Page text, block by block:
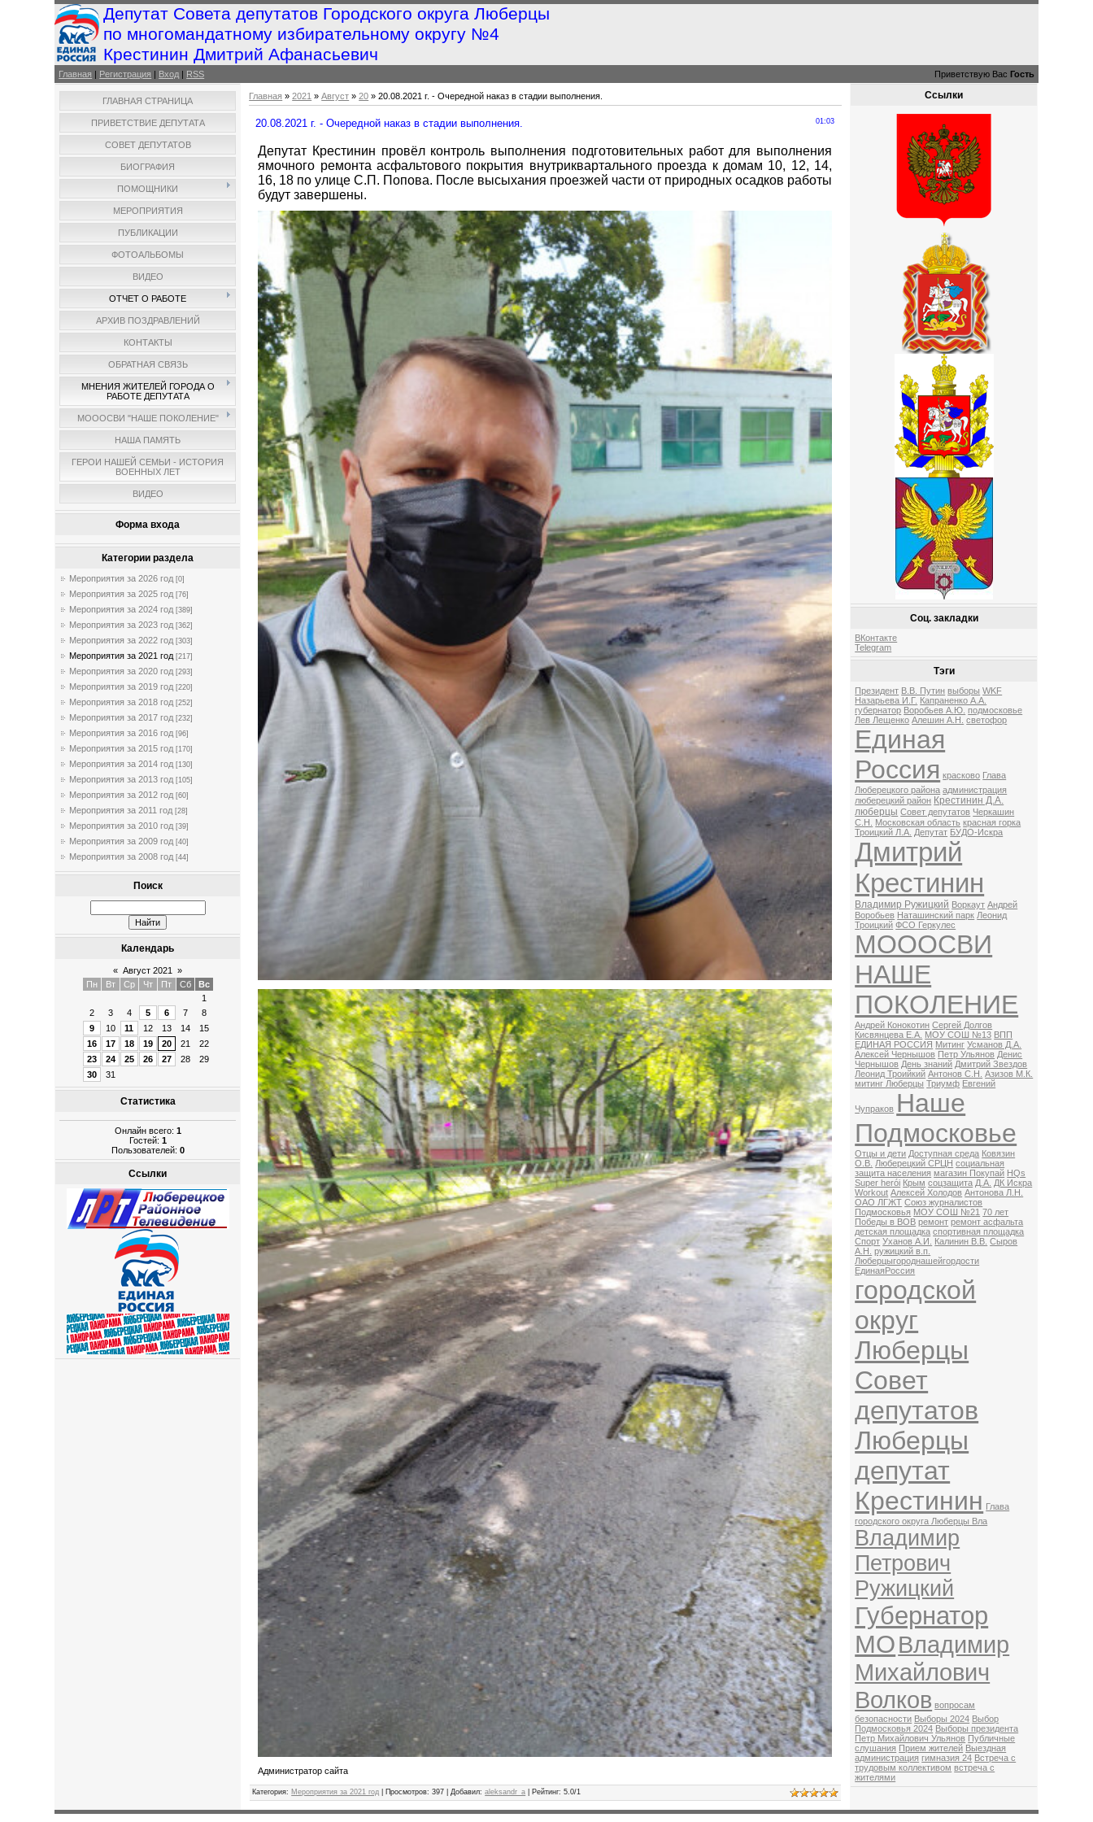
Депутат Совета депутатов Городского округа Люберцы
по многомандатному избирательному округу №4
Крестинин Дмитрий Афанасьевич
Главная | Регистрация | Вход | RSS Приветствую Вас Гость
ГЛАВНАЯ СТРАНИЦА
ПРИВЕТСТВИЕ ДЕПУТАТА
СОВЕТ ДЕПУТАТОВ
БИОГРАФИЯ
ПОМОЩНИКИ
МЕРОПРИЯТИЯ
ПУБЛИКАЦИИ
ФОТОАЛЬБОМЫ
ВИДЕО
ОТЧЕТ О РАБОТЕ
АРХИВ ПОЗДРАВЛЕНИЙ
КОНТАКТЫ
ОБРАТНАЯ СВЯЗЬ
МНЕНИЯ ЖИТЕЛЕЙ ГОРОДА О
РАБОТЕ ДЕПУТАТА
МОООСВИ "НАШЕ ПОКОЛЕНИЕ"
НАША ПАМЯТЬ
ГЕРОИ НАШЕЙ СЕМЬИ - ИСТОРИЯ
ВОЕННЫХ ЛЕТ
ВИДЕО
Форма входа
Категории раздела
Мероприятия за 2026 год [0]
Мероприятия за 2025 год [76]
Мероприятия за 2024 год [389]
Мероприятия за 2023 год [362]
Мероприятия за 2022 год [303]
Мероприятия за 2021 год [217]
Мероприятия за 2020 год [293]
Мероприятия за 2019 год [220]
Мероприятия за 2018 год [252]
Мероприятия за 2017 год [232]
Мероприятия за 2016 год [96]
Мероприятия за 2015 год [170]
Мероприятия за 2014 год [130]
Мероприятия за 2013 год [105]
Мероприятия за 2012 год [60]
Мероприятия за 2011 год [28]
Мероприятия за 2010 год [39]
Мероприятия за 2009 год [40]
Мероприятия за 2008 год [44]
Поиск
Календарь
« Август 2021
»
Пн
Вт Ср Чт Пт Сб
Вс
1
2
3 4 5 6 7
8
9
10 11 12 13 14
15
16
17 18 19 20 21
22
23
24 25 26 27 28
29
30
31
Статистика
Онлайн всего: 1
Гостей: 1
Пользователей: 0
Ссылки
Главная »2021 » Август » 20 » 20.08.2021 г. - Очередной наказ в стадии выполнения.
01:03
20.08.2021 г. - Очередной наказ в стадии выполнения.
Депутат Крестинин провёл контроль выполнения подготовительных работ для выполнения
ямочного ремонта асфальтового покрытия внутриквартального проезда к домам 10, 12, 14,
16, 18 по улице С.П. Попова. После высыхания проезжей части от природных осадков работы
будут завершены.
Администратор сайта
Категория: Мероприятия за 2021 год Просмотров: 397 | Добавил:aleksandr_a Рейтинг:5.0/1
Ссылки
Соц. закладки
ВКонтакте
Telegram
Тэги
Президент В.В. Путин выборы WKF
Назарьева И.Г. Капраненко А.А.
губернатор Воробьев А.Ю. подмосковье
Лев Лещенко Алешин А.Н. светофор
Единая
Россия красково Глава
Люберецкого района администрация
люберецкий район Крестинин Д.А.
люберцы Совет депутатов Черкашин
С.Н.
Московская область красная горка
Троицкий Л.А. Депутат БУДО-Искра
Дмитрий
Крестинин
Владимир Ружицкий Воркаут Андрей
Воробьев Наташинский парк Леонид
Троицкий ФСО Геркулес
МОООСВИ
НАШЕ
ПОКОЛЕНИЕ
Андрей Конокотин Сергей Долгов
Кисвянцева Е.А. МОУ СОШ №13 ВПП
ЕДИНАЯ РОССИЯ Митинг Усманов Д.А.
Алексей Чернышов Петр Ульянов Денис
Чернышов День знаний Дмитрий Звездов
Леонид Троийкий Антонов С.Н.
Азизов М.К.
митинг Люберцы Триумф Евгений
Чупраков Наше
Подмосковье
Отцы и дети Доступная среда Ковязин
О.В. Люберецкий СРЦН социальная
защита населения магазин Покупай HQs
Super herói Крым соцзащита Д.А. ДК Искра
Workout Алексей Холодов Антонова Л.Н.
ОАО ЛГЖТ Союз журналистов
Подмосковья МОУ СОШ №21 70 лет
Победы в ВОВ ремонт ремонт асфальта
детская площадка спортивная площадка
Спорт Уханов А.И. Калинин В.В. Сыров
А.Н.
ружицкий в.п.
Люберцыгороднашейгордости
ЕдинаяРоссия
городской
округ
Люберцы
Совет
депутатов
Люберцы
депутат
Крестинин Глава
городского округа Люберцы Вла
Владимир
Петрович
Ружицкий
Губернатор
МОВладимир
Михайлович
Волков вопросам
безопасности Выборы 2024 Выбор
Подмосковья 2024 Выборы президента
Петр Михайлович Ульянов Публичные
слушания Прием жителей Выездная
администрация гимназия 24 Встреча с
трудовым коллективом встреча с
жителями